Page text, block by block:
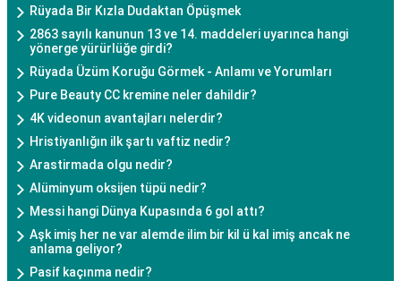
Rüyada Bir Kızla Dudaktan Öpüşmek
2863 sayılı kanunun 13 ve 14. maddeleri uyarınca hangi
yönerge yürürlüğe girdi?
Rüyada Üzüm Koruğu Görmek - Anlamı ve Yorumları
Pure Beauty CC kremine neler dahildir?
4K videonun avantajları nelerdir?
Hristiyanlığın ilk şartı vaftiz nedir?
Arastirmada olgu nedir?
Alüminyum oksijen tüpü nedir?
Messi hangi Dünya Kupasında 6 gol attı?
Aşk imiş her ne var alemde ilim bir kil ü kal imiş ancak ne
anlama geliyor?
Pasif kaçınma nedir?